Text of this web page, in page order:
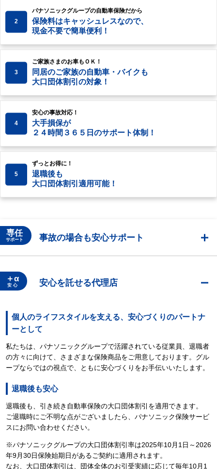
2
パナソニックグループの自動車保険だから
保険料はキャッシュレスなので、
現金不要で簡単便利！
3
ご家族さまのお車もＯＫ！
同居のご家族の自動車・バイクも
大口団体割引の対象！
4
安心の事故対応！
大手損保が
２４時間３６５日のサポート体制！
5
ずっとお得に！
退職後も
大口団体割引適用可能！
専任
サポート 事故の場合も安心サポート
＋α
安 心 安心を託せる代理店
個人のライフスタイルを支える、安心づくりのパートナ
ーとして
私たちは、パナソニックグループで活躍されている従業員、退職者
の方々に向けて、さまざまな保険商品をご用意しております。グル
ープならではの視点で、ともに安心づくりをお手伝いいたします。
退職後も安心
退職後も、引き続き自動車保険の大口団体割引を適用できます。
ご退職時にご不明な点がございましたら、パナソニック保険サービ
スにお問い合わせください。
※パナソニックグループの大口団体割引率は2025年10月1日～2026
年9月30日保険始期日があるご契約に適用されます。
なお、大口団体割引は、団体全体のお引受実績に応じて毎年10月1